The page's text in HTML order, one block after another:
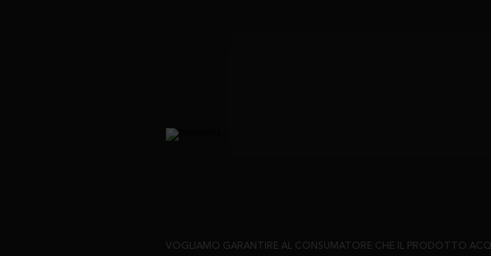
VOGLIAMO GARANTIRE AL CONSUMATORE CHE IL PRODOTTO